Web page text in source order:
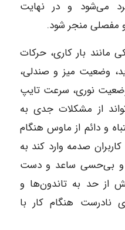
می‌شود و در نهایت
مفصلی منجر شود.
مانند بار کاری، حرکات
وضعیت میز و صندلی،
وضعیت نوری، سرعت تایپ
از مشکلات جدی به
و دائم از ماوس هنگام
صدمه وارد کند به
و بی‌حسی ساعد و دست
از حد به تاندون‌ها و
هنگام کار با